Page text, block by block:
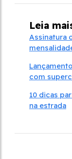
Leia
Assinatura
com
10 dicas
na estrada